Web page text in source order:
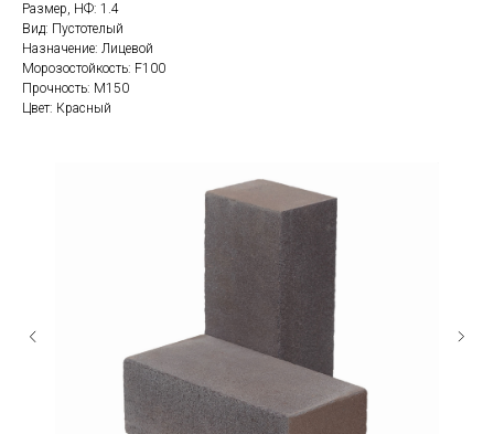
Размер, НФ: 1.4
Вид: Пустотелый
Назначение: Лицевой
Морозостойкость: F100
Прочность: М150
Цвет: Красный